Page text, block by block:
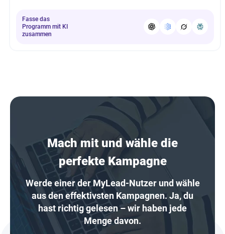
Fasse das
Programm mit KI
zusammen
Mach mit und wähle die
perfekte Kampagne
Werde einer der MyLead-Nutzer und wähle
aus den effektivsten Kampagnen. Ja, du
hast richtig gelesen – wir haben jede
Menge davon.